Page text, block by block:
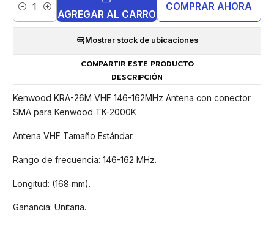
Cantidad AGREGAR AL CARRO
COMPRAR AHORA
Mostrar stock de ubicaciones
COMPARTIR ESTE PRODUCTO
DESCRIPCIÓN
Kenwood KRA-26M VHF 146-162MHz Antena con conector
SMA para Kenwood TK-2000K
Antena VHF Tamaño Estándar.
Rango de frecuencia: 146-162 MHz.
Longitud: (168 mm).
Ganancia: Unitaria.